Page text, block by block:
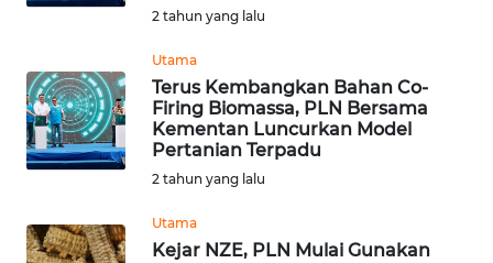
2 tahun yang lalu
Utama
Terus Kembangkan Bahan Co-
Firing Biomassa, PLN Bersama
Kementan Luncurkan Model
Pertanian Terpadu
2 tahun yang lalu
Utama
Kejar NZE, PLN Mulai Gunakan
WN
LANGKAT
TAPANULI
SELATAN